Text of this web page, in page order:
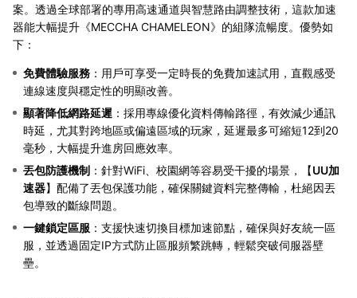
案。透過全球部署的專用高速通道與智慧路由調整技術，這款加速
器能大幅提升《MECCHA CHAMELEON》的組隊流暢度。優勢如
下：
免費體驗服務 ：用戶可享受一定時長的免費加速試用，直觀感受
連線速度與穩定性的明顯改善。
顯著降低網路延遲 ：採用專線優化資料傳輸路徑，有效減少通訊
時延，尤其對跨地區或偏遠區域的玩家，延遲最多可縮短12到20
毫秒，大幅提升進房回應效率。
丟包防護機制 ：針對WiFi、校園網等容易受干擾的場景，【UU加
速器】配備了丟包保護功能，確保關鍵資料完整傳輸，杜絕因丟
包導致的斷線問題。
一鍵鎖定區服 ：支援快速切換目標加速節點，確保與好友統一區
服，並透過固定IP方式防止區服頻繁跳轉，輕鬆突破伺服器壁
壘。